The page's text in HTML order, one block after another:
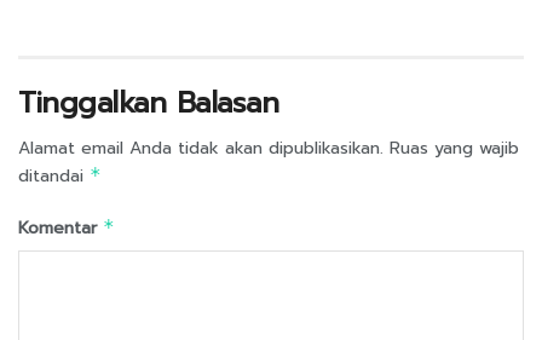
Tinggalkan Balasan
Alamat email Anda tidak akan dipublikasikan. Ruas yang wajib
ditandai *
Komentar *